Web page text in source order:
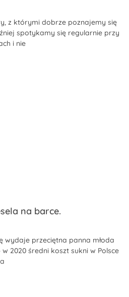
z którymi dobrze poznajemy się
spotykamy się regularnie przy
i nie
na barce.
wydaje przeciętna panna młoda
2020 średni koszt sukni w Polsce